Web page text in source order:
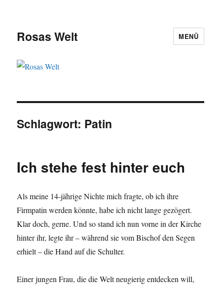
Rosas Welt MENÜ
Schlagwort: Patin
Ich stehe fest hinter euch
Als meine 14-jährige Nichte mich fragte, ob ich ihre
Firmpatin werden könnte, habe ich nicht lange gezögert.
Klar doch, gerne. Und so stand ich nun vorne in der Kirche
hinter ihr, legte ihr – während sie vom Bischof den Segen
erhielt – die Hand auf die Schulter.
Einer jungen Frau, die die Welt neugierig entdecken will,